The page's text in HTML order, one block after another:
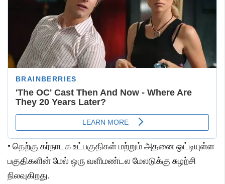
• தெற்கு கர்நாடக உட்பகுதிகள் மற்றும் அதனை ஒட்டியுள்ள
பகுதிகளின் மேல் ஒரு வளிமண்டல மேலடுக்கு சுழற்சி
நிலவுகிறது.